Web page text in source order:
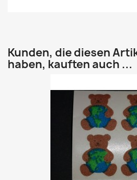
Kunden, die diesen
haben, kauften auch ...